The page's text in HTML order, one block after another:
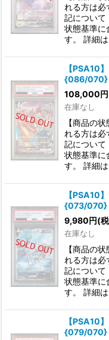
れる方は必
記について
状態基準に
す。 詳細
【PSA10
{086/070}
108,000円
在庫なし
【商品の
れる方は必
記について
状態基準に
す。 詳細
【PSA10
{073/070}
9,980円(
在庫なし
【商品の
れる方は必
記について
状態基準に
す。 詳細
【PSA10
{079/070}